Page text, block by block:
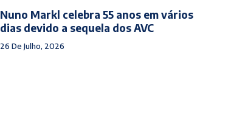
Nuno Markl celebra 55 anos em vários
dias devido a sequela dos AVC
26 De Julho, 2026